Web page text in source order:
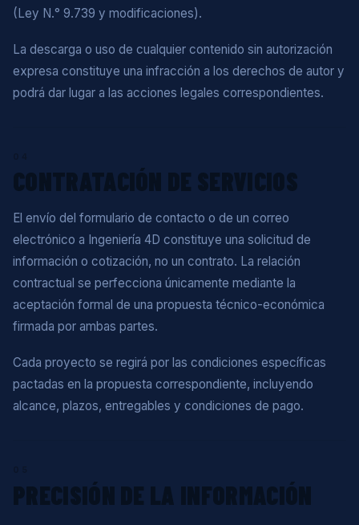
(Ley N.° 9.739 y modificaciones).
La descarga o uso de cualquier contenido sin autorización
expresa constituye una infracción a los derechos de autor y
podrá dar lugar a las acciones legales correspondientes.
CONTRATACIÓN DE SERVICIOS
El envío del formulario de contacto o de un correo
electrónico a Ingeniería 4D constituye una solicitud de
información o cotización, no un contrato. La relación
contractual se perfecciona únicamente mediante la
aceptación formal de una propuesta técnico-económica
firmada por ambas partes.
Cada proyecto se regirá por las condiciones específicas
pactadas en la propuesta correspondiente, incluyendo
alcance, plazos, entregables y condiciones de pago.
PRECISIÓN DE LA INFORMACIÓN